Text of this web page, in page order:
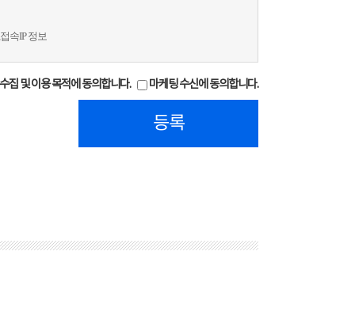
속IP 정보
로 동의를 거부하는 경우에도 청년도시가스 서비스의 이
집 및 이용 목적에 동의합니다. 마케팅 수신에 동의합니다.
등록